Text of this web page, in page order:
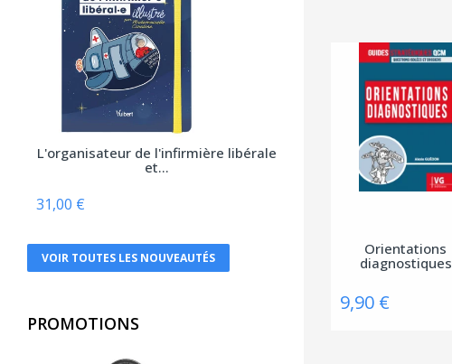
Bayard Jeunesse
Berger Levrault
Biocare
Breal
L'organisateur de l'infirmière libérale
et...
31,00 €
VOIR TOUTES LES NOUVEAUTÉS
PROMOTIONS
Orientations
diagnostiques
9,90 €